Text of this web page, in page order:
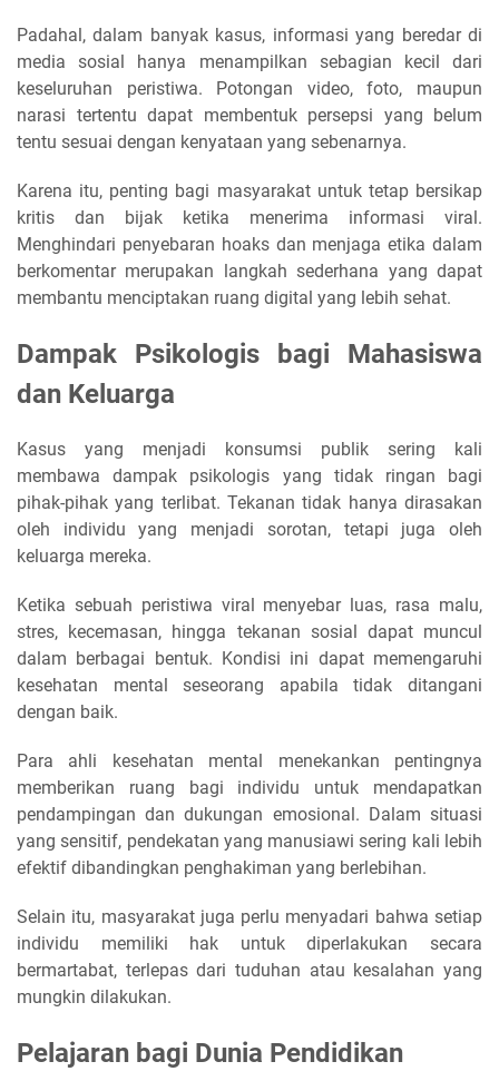
Padahal, dalam banyak kasus, informasi yang beredar di
media sosial hanya menampilkan sebagian kecil dari
keseluruhan peristiwa. Potongan video, foto, maupun
narasi tertentu dapat membentuk persepsi yang belum
tentu sesuai dengan kenyataan yang sebenarnya.
Karena itu, penting bagi masyarakat untuk tetap bersikap
kritis dan bijak ketika menerima informasi viral.
Menghindari penyebaran hoaks dan menjaga etika dalam
berkomentar merupakan langkah sederhana yang dapat
membantu menciptakan ruang digital yang lebih sehat.
Dampak Psikologis bagi Mahasiswa
dan Keluarga
Kasus yang menjadi konsumsi publik sering kali
membawa dampak psikologis yang tidak ringan bagi
pihak-pihak yang terlibat. Tekanan tidak hanya dirasakan
oleh individu yang menjadi sorotan, tetapi juga oleh
keluarga mereka.
Ketika sebuah peristiwa viral menyebar luas, rasa malu,
stres, kecemasan, hingga tekanan sosial dapat muncul
dalam berbagai bentuk. Kondisi ini dapat memengaruhi
kesehatan mental seseorang apabila tidak ditangani
dengan baik.
Para ahli kesehatan mental menekankan pentingnya
memberikan ruang bagi individu untuk mendapatkan
pendampingan dan dukungan emosional. Dalam situasi
yang sensitif, pendekatan yang manusiawi sering kali lebih
efektif dibandingkan penghakiman yang berlebihan.
Selain itu, masyarakat juga perlu menyadari bahwa setiap
individu memiliki hak untuk diperlakukan secara
bermartabat, terlepas dari tuduhan atau kesalahan yang
mungkin dilakukan.
Pelajaran bagi Dunia Pendidikan